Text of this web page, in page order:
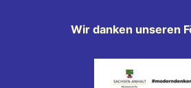
Wir danken unseren